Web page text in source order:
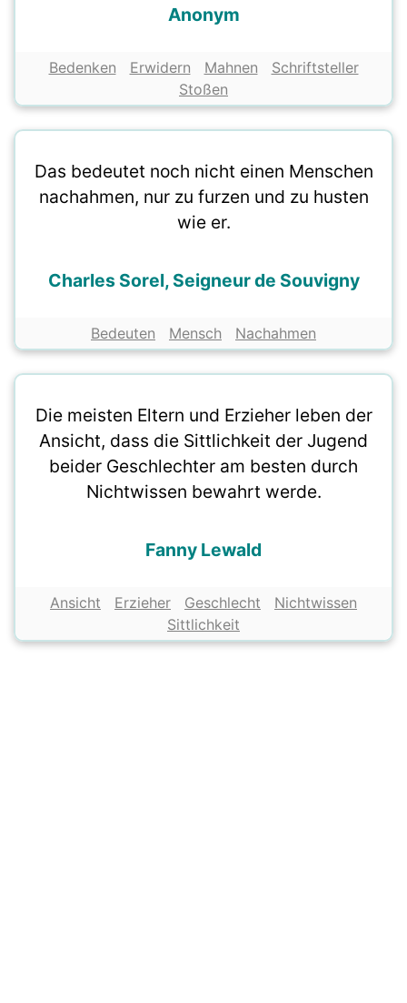
Anonym
Bedenken Erwidern Mahnen
Schriftsteller
Stoßen
Das bedeutet noch nicht einen Menschen
nachahmen, nur zu furzen und zu husten
wie er.
Charles Sorel, Seigneur de Souvigny
Bedeuten Mensch Nachahmen
Die meisten Eltern und Erzieher leben der
Ansicht, dass die Sittlichkeit der Jugend
beider Geschlechter am besten durch
Nichtwissen bewahrt werde.
Fanny Lewald
Ansicht Erzieher Geschlecht
Nichtwissen
Sittlichkeit